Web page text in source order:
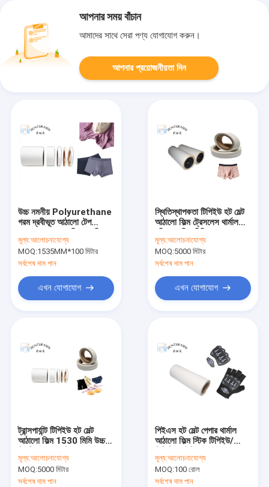
আপনার সময় বাঁচান
আমাদের সাথে সেরা পণ্য যোগাযোগ করুন।
আপনার প্রয়োজনীয়তা দিন
উচ্চ নমনীয় Polyurethane
গরম দ্রবীভূত আঠালো টেপ
বান্ধব জন্য
মূল্য:আলোচনাযোগ্য
MOQ:1535MM*100 মিটার
সর্বশেষ দাম পান
এখন যোগাযোগ
স্থিতিস্থাপকতা টিপিইউ হট মেল্ট
আঠালো ফিল্ম ট্রেসলেস থার্মাল
মূল্য:আলোচনাযোগ্য
MOQ:5000 মিটার
সর্বশেষ দাম পান
এখন যোগাযোগ
ট্রান্সপার্যান্ট টিপিইউ হট মেল্ট
আঠালো ফিল্ম 1530 মিমি উচ্চ
মূল্য:আলোচনাযোগ্য
MOQ:5000 মিটার
সর্বশেষ দাম পান
পিইএস হট মেল্ট পেপার থার্মাল
আঠালো ফিল্ম স্টিক টিপিইউ/
ফ্যাব্রিক
মূল্য:আলোচনাযোগ্য
MOQ:100 রোল
সর্বশেষ দাম পান